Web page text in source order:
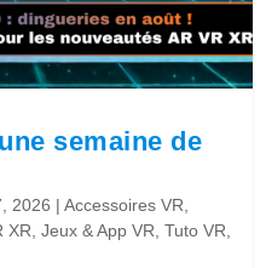
semaine de
2026 |Accessoires VR,
XR,Jeux & App VR,Tuto VR,